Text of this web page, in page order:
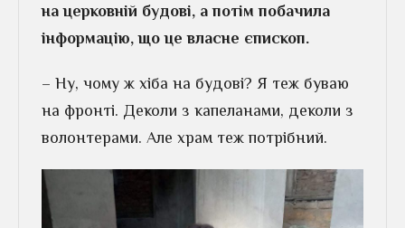
на церковній будові, а потім побачила
інформацію, що це власне єпископ.
– Ну, чому ж хіба на будові? Я теж буваю
на фронті. Деколи з капеланами, деколи з
волонтерами. Але храм теж потрібний.